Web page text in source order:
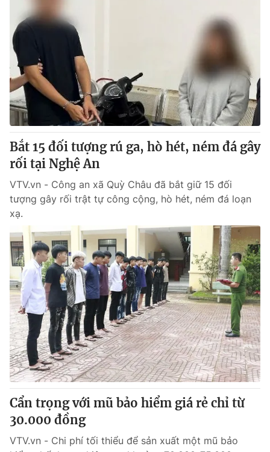
Bắt 15 đối tượng rú ga, hò hét, ném đá gây
rối tại Nghệ An
VTV.vn - Công an xã Quỳ Châu đã bắt giữ 15 đối
tượng gây rối trật tự công cộng, hò hét, ném đá loạn
xạ.
Cẩn trọng với mũ bảo hiểm giá rẻ chỉ từ
30.000 đồng
VTV.vn - Chi phí tối thiểu để sản xuất một mũ bảo